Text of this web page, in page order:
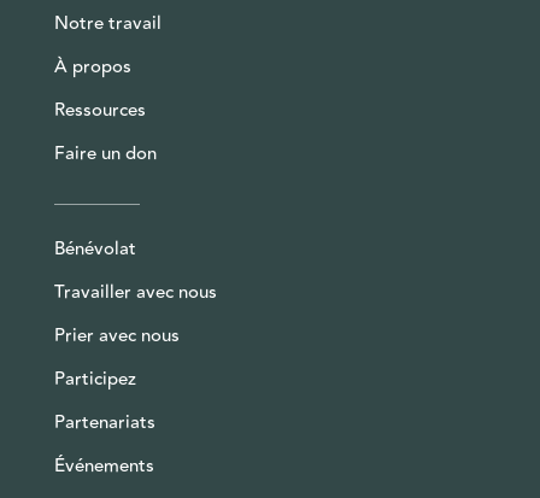
Notre travail
À propos
Ressources
Faire un don
Bénévolat
Travailler avec nous
Prier avec nous
Participez
Partenariats
Événements